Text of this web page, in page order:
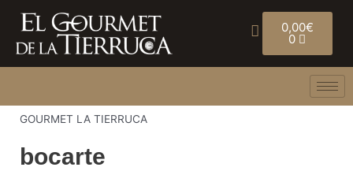
contenido
0,00€
0
Carrito
GOURMET LA TIERRUCA
bocarte